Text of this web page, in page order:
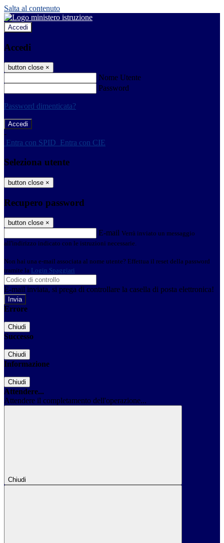
Salta al contenuto
Accedi
Accedi
button close ×
Nome Utente
Password
Password dimenticata?
-
Entra con SPID Entra con CIE
Seleziona utente
button close ×
Recupero password
button close ×
E-mail Verrà inviato un messaggio
all'indirizzo indicato con le istruzioni necessarie.
Non hai una e-mail associata al nome utente? Effettua il reset della password
tramite la Login Spaggiari
E-mail inviata, si prega di controllare la casella di posta elettronica!
Errore
Chiudi
Successo
Chiudi
Informazione
Chiudi
Attendere...
Attendere il completamento dell'operazione...
Chiudi